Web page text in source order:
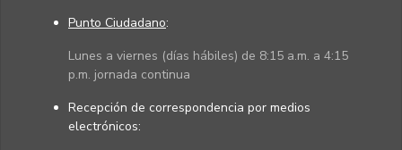
Punto Ciudadano:
Lunes a viernes (días hábiles) de 8:15 a.m. a 4:15
p.m. jornada continua
Recepción de correspondencia por medios
electrónicos: